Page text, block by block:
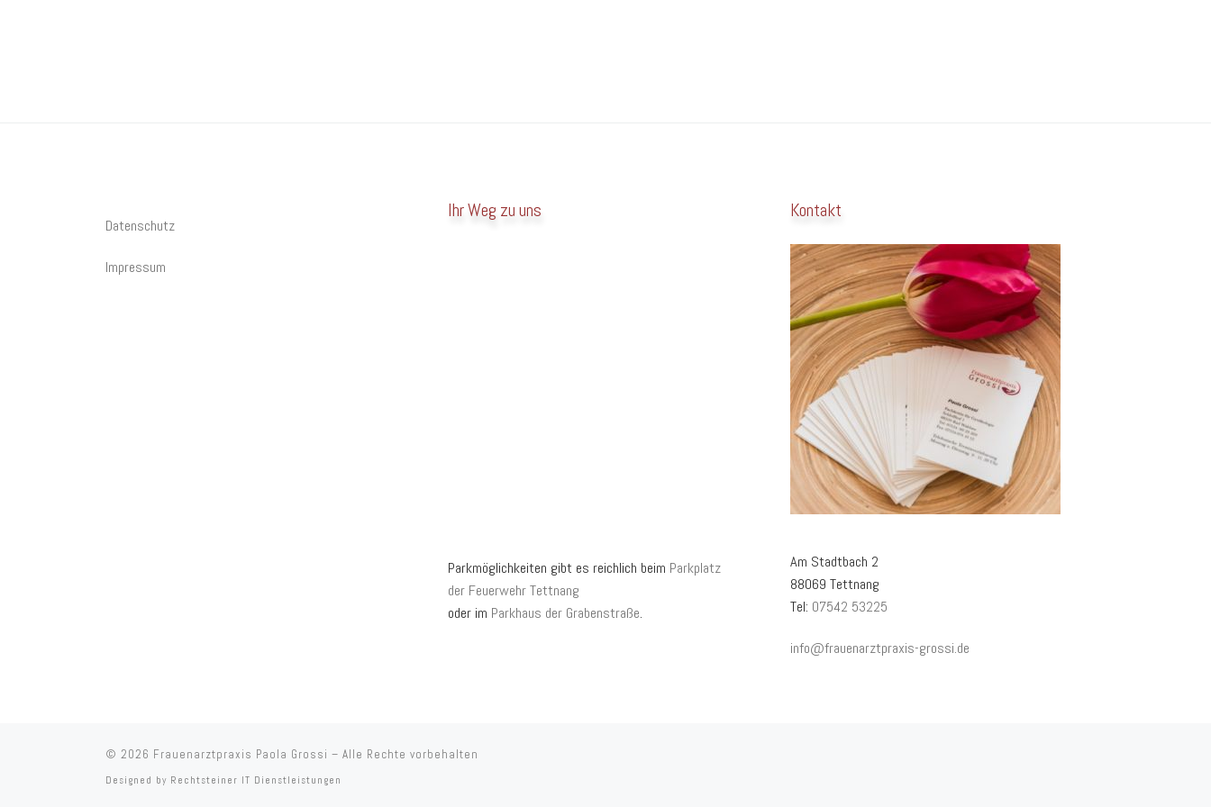
Datenschutz
Impressum
Ihr Weg zu uns
Parkmöglichkeiten gibt es reichlich beim Parkplatz
der Feuerwehr Tettnang
oder im Parkhaus der Grabenstraße.
Kontakt
Am Stadtbach 2
88069 Tettnang
Tel: 07542 53225
info@frauenarztpraxis-grossi.de
© 2026 Frauenarztpraxis Paola Grossi – Alle Rechte vorbehalten
Designed by Rechtsteiner IT Dienstleistungen